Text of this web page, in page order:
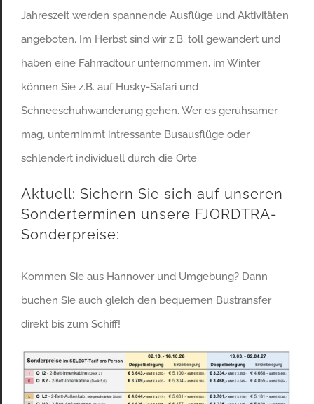
Jahreszeit werden spannende Ausflüge und Aktivitäten
angeboten. Im Herbst sind wir z.B. toll gewandert und
haben eine Fahrradtour unternommen, im Winter
können Sie z.B. auf Husky-Safari und
Schneeschuhwanderung gehen. Wer es geruhsamer
mag, unternimmt intressante Busausflüge oder
schlendert individuell durch die Orte.
Aktuell: Sichern Sie sich auf unseren
Sonderterminen unsere FJORDTRA-
Sonderpreise:
Kommen Sie aus Hannover und Umgebung? Dann
buchen Sie auch gleich den bequemen Bustransfer
direkt bis zum Schiff!